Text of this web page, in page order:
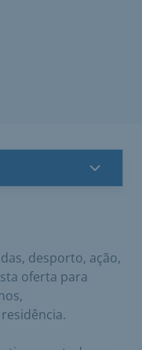
desporto, ação,
oferta para